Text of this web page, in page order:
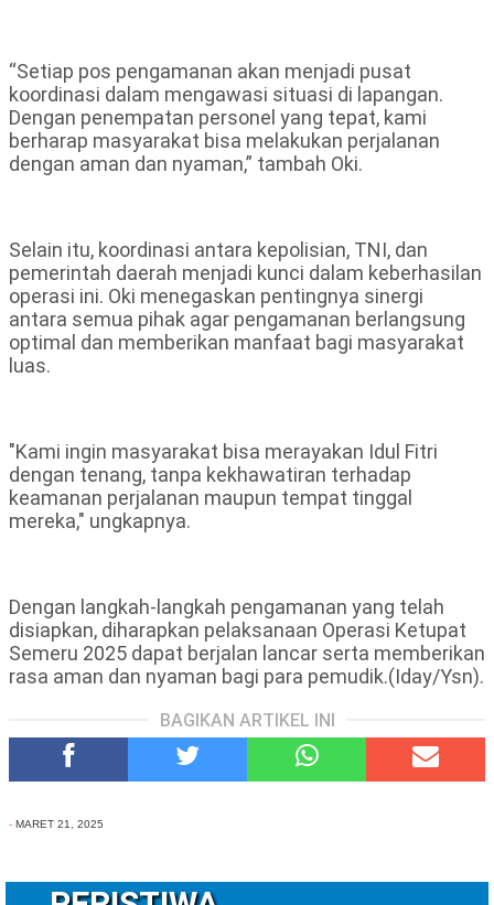
“Setiap pos pengamanan akan menjadi pusat
koordinasi dalam mengawasi situasi di lapangan.
Dengan penempatan personel yang tepat, kami
berharap masyarakat bisa melakukan perjalanan
dengan aman dan nyaman,” tambah Oki.
Selain itu, koordinasi antara kepolisian, TNI, dan
pemerintah daerah menjadi kunci dalam keberhasilan
operasi ini. Oki menegaskan pentingnya sinergi
antara semua pihak agar pengamanan berlangsung
optimal dan memberikan manfaat bagi masyarakat
luas.
"Kami ingin masyarakat bisa merayakan Idul Fitri
dengan tenang, tanpa kekhawatiran terhadap
keamanan perjalanan maupun tempat tinggal
mereka," ungkapnya.
Dengan langkah-langkah pengamanan yang telah
disiapkan, diharapkan pelaksanaan Operasi Ketupat
Semeru 2025 dapat berjalan lancar serta memberikan
rasa aman dan nyaman bagi para pemudik.(Iday/Ysn).
BAGIKAN ARTIKEL INI
- MARET 21, 2025